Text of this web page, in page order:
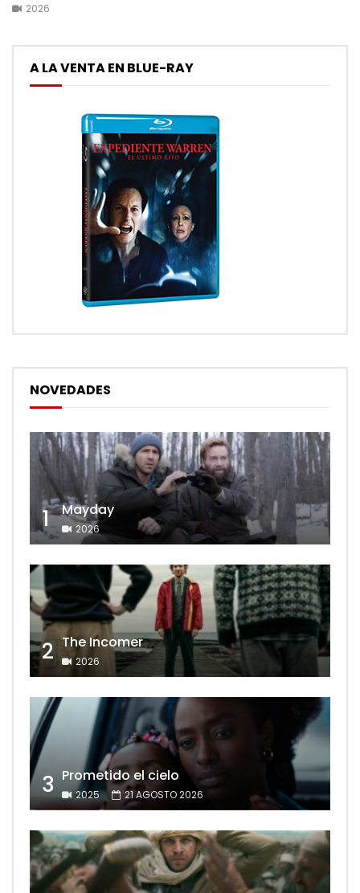
2026
A LA VENTA EN BLUE-RAY
NOVEDADES
1 Mayday
2026
2 The Incomer
2026
3 Prometido el cielo
2025 21 AGOSTO 2026